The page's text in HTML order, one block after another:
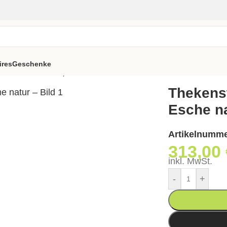
Geschenke
Esche
313,00
inkl. MwSt.
-
+